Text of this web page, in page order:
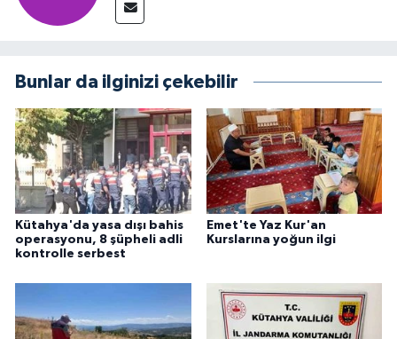
Bunlar da ilginizi çekebilir
Kütahya'da yasa dışı bahis
operasyonu, 8 şüpheli adli
kontrolle serbest
Emet'te Yaz Kur'an
Kurslarına yoğun ilgi